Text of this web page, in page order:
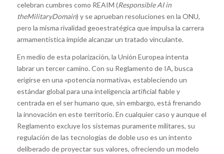
celebran cumbres como REAIM (Responsible AI in
theMilitaryDomain) y se aprueban resoluciones en la ONU,
pero la misma rivalidad geoestratégica que impulsa la carrera
armamentística impide alcanzar un tratado vinculante.
En medio de esta polarización, la Unión Europea intenta
labrar un tercer camino. Con su Reglamento de IA, busca
erigirse en una «potencia normativa», estableciendo un
estándar global para una inteligencia artificial fiable y
centrada en el ser humano que, sin embargo, está frenando
la innovación en este territorio. En cualquier caso y aunque el
Reglamento excluye los sistemas puramente militares, su
regulación de las tecnologías de doble uso es un intento
deliberado de proyectar sus valores, ofreciendo un modelo